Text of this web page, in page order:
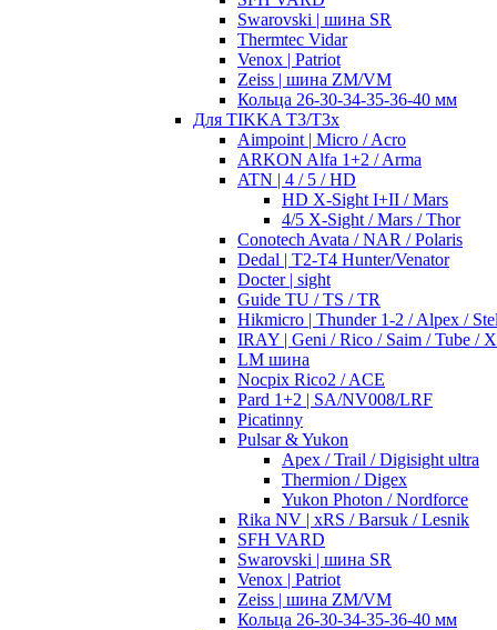
Swarovski | шина SR
Thermtec Vidar
Venox | Patriot
Zeiss | шина ZM/VM
Кольца 26-30-34-35-36-40 мм
Для TIKKA T3/T3x
Aimpoint | Micro / Acro
ARKON Alfa 1+2 / Arma
ATN | 4 / 5 / HD
HD X-Sight I+II / Mars
4/5 X-Sight / Mars / Thor
Conotech Avata / NAR / Polaris
Dedal | T2-T4 Hunter/Venator
Docter | sight
Guide TU / TS / TR
Hikmicro | Thunder 1-2 / Alpex /
IRAY | Geni / Rico / Saim / Tube /
LM шина
Nocpix Rico2 / ACE
Pard 1+2 | SA/NV008/LRF
Picatinny
Pulsar & Yukon
Apex / Trail / Digisight ultra
Thermion / Digex
Yukon Photon / Nordforce
Rika NV | xRS / Barsuk / Lesnik
SFH VARD
Swarovski | шина SR
Venox | Patriot
Zeiss | шина ZM/VM
Кольца 26-30-34-35-36-40 мм